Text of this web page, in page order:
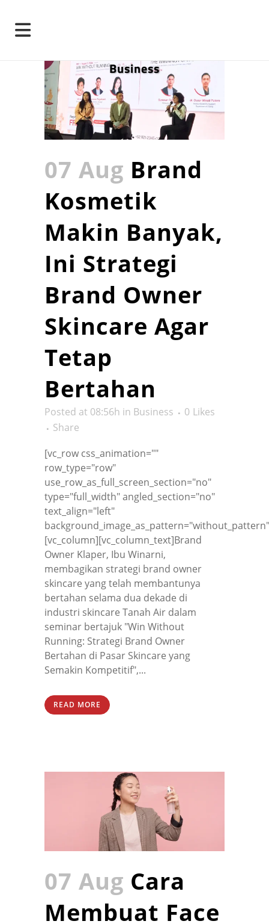
Business
07 Aug Brand
Kosmetik
Makin Banyak,
Ini Strategi
Brand Owner
Skincare Agar
Tetap
Bertahan
Posted at 08:56h in Business 0 Likes
Share
[vc_row css_animation=""
row_type="row"
use_row_as_full_screen_section="no"
type="full_width" angled_section="no"
text_align="left"
[vc_column][vc_column_text]Brand
Owner Klaper, Ibu Winarni,
membagikan strategi brand owner
skincare yang telah membantunya
bertahan selama dua dekade di
industri skincare Tanah Air dalam
seminar bertajuk "Win Without
Running: Strategi Brand Owner
Bertahan di Pasar Skincare yang
Semakin Kompetitif",...
READ MORE
07 Aug Cara
Membuat Face